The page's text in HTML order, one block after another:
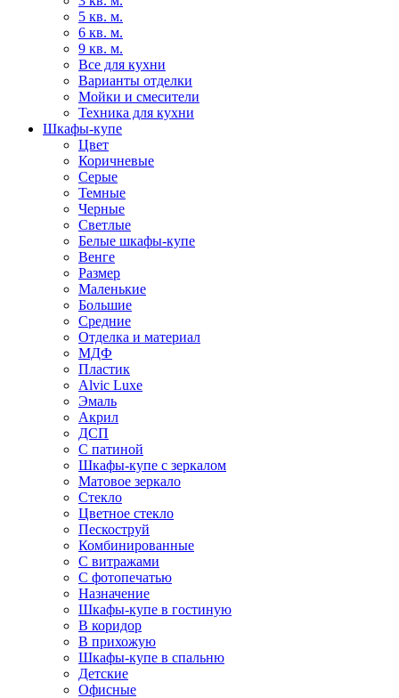
5 кв. м.
6 кв. м.
9 кв. м.
Все для кухни
Варианты отделки
Мойки и смесители
Техника для кухни
Шкафы-купе
Цвет
Коричневые
Серые
Темные
Черные
Светлые
Белые шкафы-купе
Венге
Размер
Маленькие
Большие
Средние
Отделка и материал
МДФ
Пластик
Alvic Luxe
Эмаль
Акрил
ДСП
С патиной
Шкафы-купе с зеркалом
Матовое зеркало
Стекло
Цветное стекло
Пескоструй
Комбинированные
С витражами
С фотопечатью
Назначение
Шкафы-купе в гостиную
В коридор
В прихожую
Шкафы-купе в спальню
Детские
Офисные